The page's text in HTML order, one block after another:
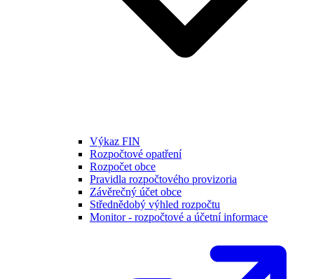
Výkaz FIN
Rozpočtové opatření
Rozpočet obce
Pravidla rozpočtového provizoria
Závěrečný účet obce
Střednědobý výhled rozpočtu
Monitor - rozpočtové a účetní informace